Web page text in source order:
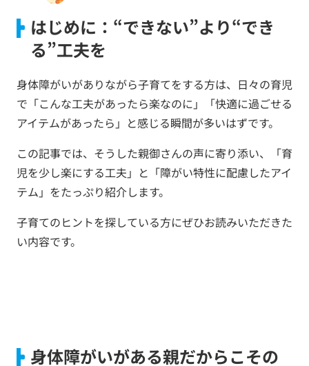
はじめに：“できない”より“でき
る”工夫を
身体障がいがありながら子育てをする方は、日々の育児
で「こんな工夫があったら楽なのに」「快適に過ごせる
アイテムがあったら」と感じる瞬間が多いはずです。
この記事では、そうした親御さんの声に寄り添い、「育
児を少し楽にする工夫」と「障がい特性に配慮したアイ
テム」をたっぷり紹介します。
子育てのヒントを探している方にぜひお読みいただきた
い内容です。
身体障がいがある親だからこその